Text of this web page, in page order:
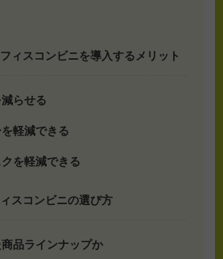
ィスコンビニを導入するメリット
らせる
軽減できる
を軽減できる
スコンビニの選び方
品ラインナップか